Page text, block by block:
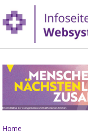
Home